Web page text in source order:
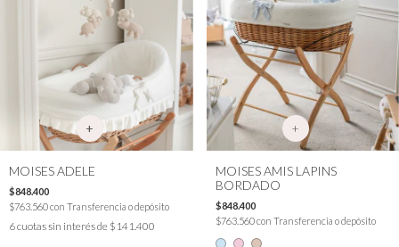
MOISES ADELE
$848.400
$763.560con Transferencia o depósito
6cuotas sin interés de $141.400
+
MOISES AMIS LAPINS
BORDADO
$848.400
$763.560con Transferencia o depósito